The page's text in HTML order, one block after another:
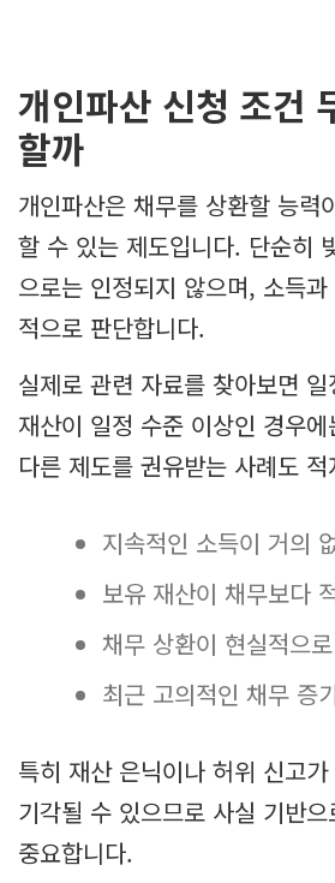
개인파산 신청 조건
할까
개인파산은 채무를 상환할 능력
할 수 있는 제도입니다. 단순히
으로는 인정되지 않으며, 소득
적으로 판단합니다.
실제로 관련 자료를 찾아보면
재산이 일정 수준 이상인 경우
다른 제도를 권유받는 사례도
지속적인 소득이 거의
보유 재산이 채무보다
채무 상환이 현실적으
최근 고의적인 채무 증
특히 재산 은닉이나 허위 신고
기각될 수 있으므로 사실 기반
중요합니다.